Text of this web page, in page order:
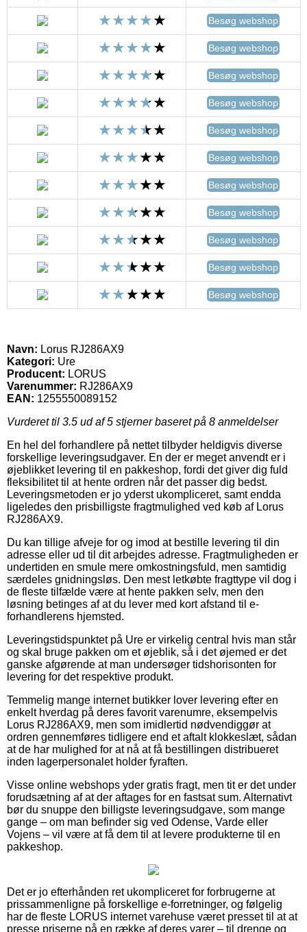
Besøg webshop
Besøg webshop
Besøg webshop
Besøg webshop
Besøg webshop
Besøg webshop
Besøg webshop
Besøg webshop
Besøg webshop
Besøg webshop
Besøg webshop
Navn: Lorus RJ286AX9
Kategori: Ure
Producent: LORUS
Varenummer: RJ286AX9
EAN: 1255550089152
Vurderet til 3.5 ud af 5 stjerner baseret på 8 anmeldelser
En hel del forhandlere på nettet tilbyder heldigvis diverse
forskellige leveringsudgaver. En der er meget anvendt er i
øjeblikket levering til en pakkeshop, fordi det giver dig fuld
fleksibilitet til at hente ordren når det passer dig bedst.
Leveringsmetoden er jo yderst ukompliceret, samt endda
ligeledes den prisbilligste fragtmulighed ved køb af Lorus
RJ286AX9.
Du kan tillige afveje for og imod at bestille levering til din
adresse eller ud til dit arbejdes adresse. Fragtmuligheden er
undertiden en smule mere omkostningsfuld, men samtidig
særdeles gnidningsløs. Den mest letkøbte fragttype vil dog i
de fleste tilfælde være at hente pakken selv, men den
løsning betinges af at du lever med kort afstand til e-
forhandlerens hjemsted.
Leveringstidspunktet på Ure er virkelig central hvis man står
og skal bruge pakken om et øjeblik, så i det øjemed er det
ganske afgørende at man undersøger tidshorisonten for
levering for det respektive produkt.
Temmelig mange internet butikker lover levering efter en
enkelt hverdag på deres favorit varenumre, eksempelvis
Lorus RJ286AX9, men som imidlertid nødvendiggør at
ordren gennemføres tidligere end et aftalt klokkeslæt, sådan
at de har mulighed for at nå at få bestillingen distribueret
inden lagerpersonalet holder fyraften.
Visse online webshops yder gratis fragt, men tit er det under
forudsætning af at der aftages for en fastsat sum. Alternativt
bør du snuppe den billigste leveringsudgave, som mange
gange – om man befinder sig ved Odense, Varde eller
Vojens – vil være at få dem til at levere produkterne til en
pakkeshop.
Det er jo efterhånden ret ukompliceret for forbrugerne at
prissammenligne på forskellige e-forretninger, og følgelig
har de fleste LORUS internet varehuse været presset til at at
presse priserne på en række af deres varer – til drenge og